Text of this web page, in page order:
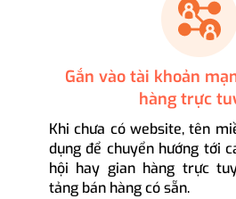
Gắn vào tài khoản
hàng trực
Khi chưa có website, tên
dụng để chuyển hướng tới
hội hay gian hàng trực
tảng bán hàng có sẵn.